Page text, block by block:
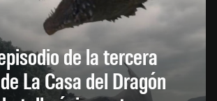
de la tercera
La Casa del Dragón